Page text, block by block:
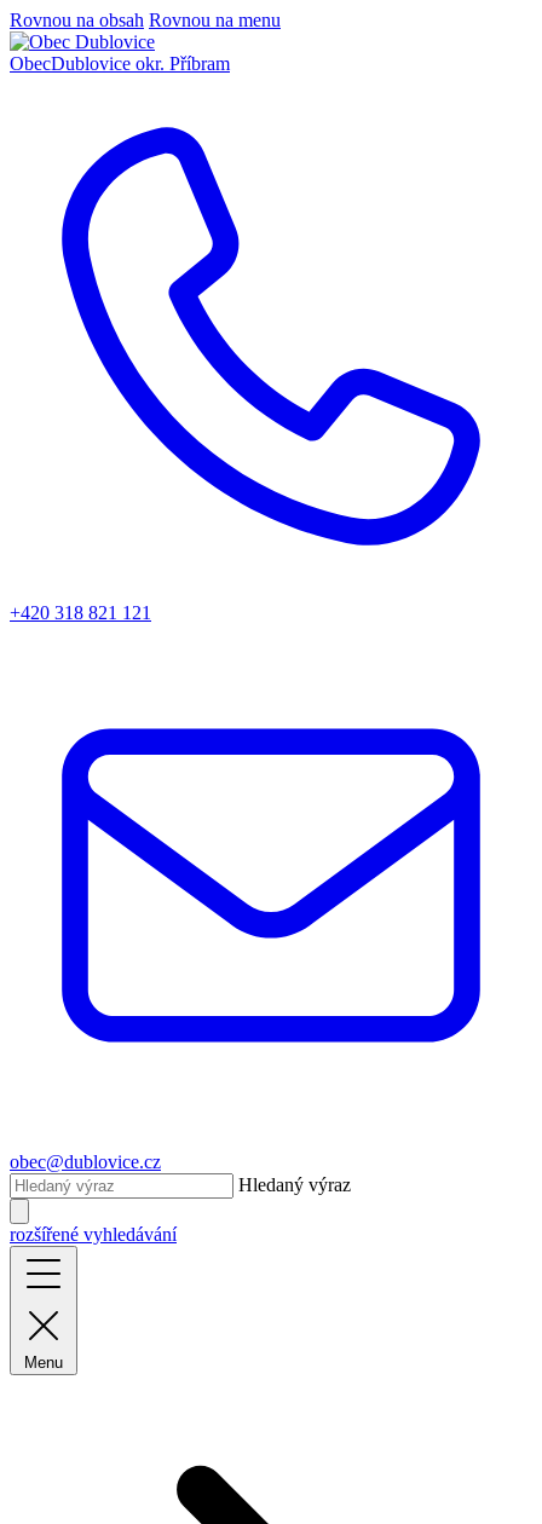
Rovnou na obsah Rovnou na menu
ObecDublovice okr. Příbram
+420 318 821 121
obec@dublovice.cz
Hledaný výraz
rozšířené vyhledávání
Menu